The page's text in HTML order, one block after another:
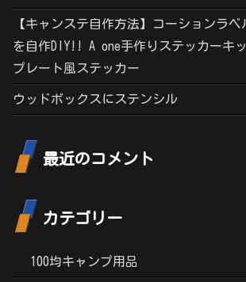
【キャンステ自作方法】コーションラ
を自作DIY!! A one手作りステッカーキ
プレート風ステッカー
ウッドボックスにステンシル
最近のコメント
カテゴリー
100均キャンプ用品